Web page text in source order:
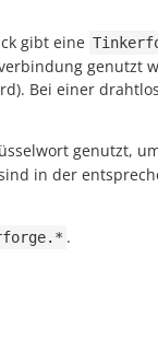
gibt eine
genutzt
Bei einer
genutzt,
in der
.